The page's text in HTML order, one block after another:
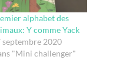
alphabet des
Y comme Yack
septembre 2020
"Mini challenger"